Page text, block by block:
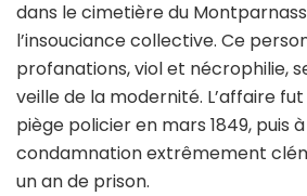
dans le cimetière du
l’insouciance collective. Ce
profanations, viol et nécrophilie,
veille de la modernité. L’affaire
piège policier en mars 1849, puis
condamnation extrêmement
un an de prison.